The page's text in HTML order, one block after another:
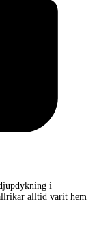
i
alltid varit hem